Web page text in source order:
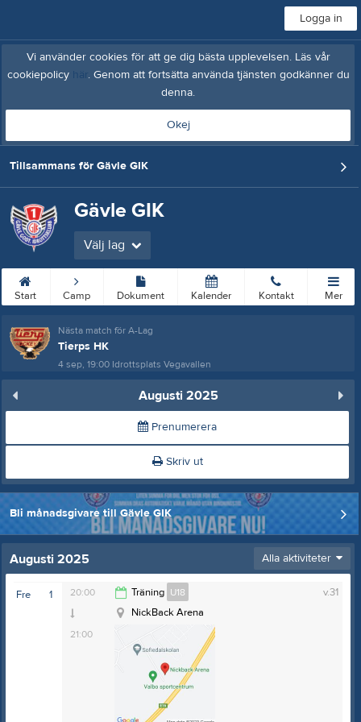
Logga in
Vi använder cookies för att ge dig bästa upplevelsen. Läs vår
cookiepolicy här. Genom att fortsätta använda tjänsten godkänner du
denna.
Okej
Tillsammans för Gävle GIK
Gävle GIK
Välj lag
Start Camp Dokument Kalender Kontakt Mer
Nästa match för A-Lag
Tierps HK
4 sep, 19:00 Idrottsplats Vegavallen
Augusti 2025
Prenumerera
Skriv ut
Bli månadsgivare till Gävle GIK
Augusti 2025 Alla aktiviteter
1
Fre v.31
20:00 Träning U18
21:00
NickBack Arena